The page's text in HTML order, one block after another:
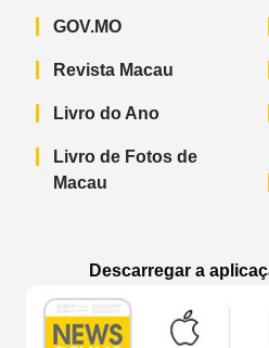
GOV.MO
Revista Macau
Livro do Ano
Livro de Fotos de
Macau
Descarregar a